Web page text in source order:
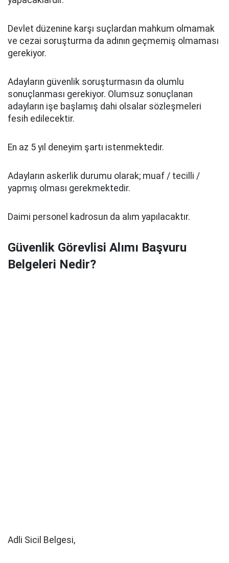
Devlet düzenine karşı suçlardan mahkum olmamak
ve cezai soruşturma da adının geçmemiş olmaması
gerekiyor.
Adayların güvenlik soruşturmasın da olumlu
sonuçlanması gerekiyor. Olumsuz sonuçlanan
adayların işe başlamış dahi olsalar sözleşmeleri
fesih edilecektir.
En az 5 yıl deneyim şartı istenmektedir.
Adayların askerlik durumu olarak; muaf / tecilli /
yapmış olması gerekmektedir.
Daimi personel kadrosun da alım yapılacaktır.
Güvenlik Görevlisi Alımı Başvuru
Belgeleri Nedir?
Adli Sicil Belgesi,